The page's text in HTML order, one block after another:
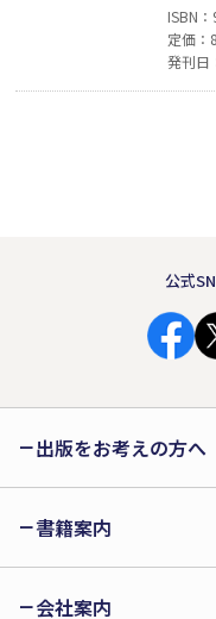
歌・
たる
顔
「
ISBN
定価：
発刊日
公式
出版をお考えの方へ
書籍案内
会社案内